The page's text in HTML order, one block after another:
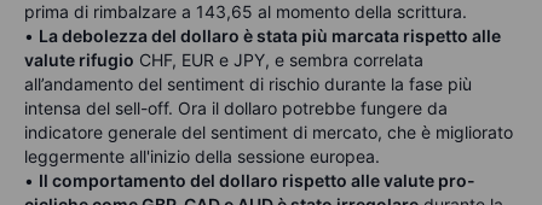
prima di rimbalzare a 143,65 al momento della scrittura.
• La debolezza del dollaro è stata più marcata rispetto alle
valute rifugio CHF, EUR e JPY, e sembra correlata
all’andamento del sentiment di rischio durante la fase più
intensa del sell-off. Ora il dollaro potrebbe fungere da
indicatore generale del sentiment di mercato, che è migliorato
leggermente all'inizio della sessione europea.
• Il comportamento del dollaro rispetto alle valute pro-